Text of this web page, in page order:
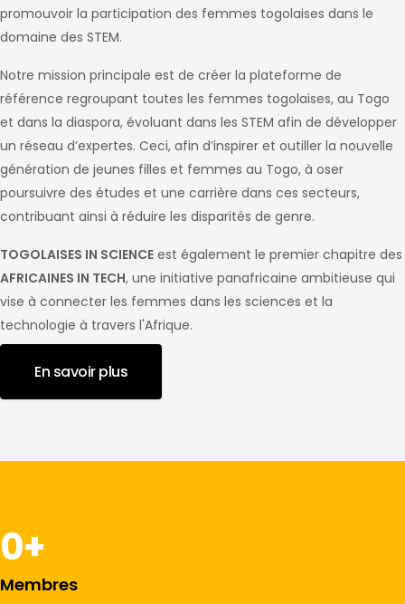
promouvoir la participation des femmes togolaises dans le
domaine des STEM.
Notre mission principale est de créer la plateforme de
référence regroupant toutes les femmes togolaises, au Togo
et dans la diaspora, évoluant dans les STEM afin de développer
un réseau d’expertes. Ceci, afin d’inspirer et outiller la nouvelle
génération de jeunes filles et femmes au Togo, à oser
poursuivre des études et une carrière dans ces secteurs,
contribuant ainsi à réduire les disparités de genre.
TOGOLAISES IN SCIENCE est également le premier chapitre des
AFRICAINES IN TECH, une initiative panafricaine ambitieuse qui
vise à connecter les femmes dans les sciences et la
technologie à travers l'Afrique.
En savoir plus
0+
Membres